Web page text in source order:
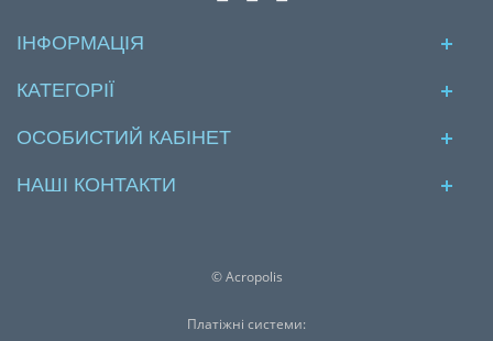
ІНФОРМАЦІЯ
КАТЕГОРІЇ
ОСОБИСТИЙ КАБІНЕТ
НАШІ КОНТАКТИ
© Acropolis
Платіжні системи: